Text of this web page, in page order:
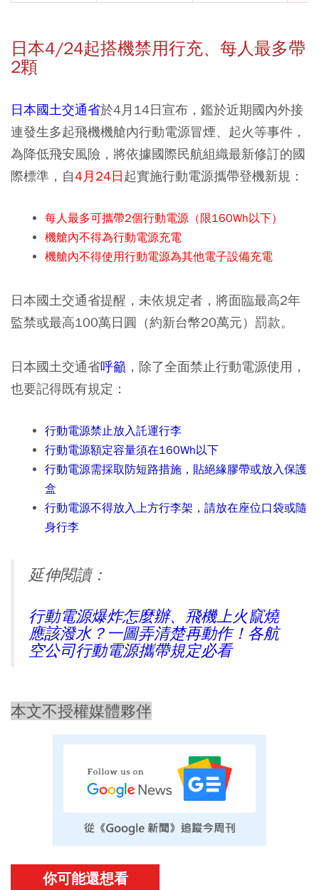
日本4/24起搭機禁用行充、每人最多帶
2顆
日本國土交通省於4月14日宣布，鑑於近期國內外接
連發生多起飛機機艙內行動電源冒煙、起火等事件，
為降低飛安風險，將依據國際民航組織最新修訂的國
際標準，自4月24日起實施行動電源攜帶登機新規：
每人最多可攜帶2個行動電源（限160Wh以下）
機艙內不得為行動電源充電
機艙內不得使用行動電源為其他電子設備充電
日本國土交通省提醒，未依規定者，將面臨最高2年
監禁或最高100萬日圓（約新台幣20萬元）罰款。
日本國土交通省呼籲 ，除了全面禁止行動電源使用，
也要記得既有規定：
行動電源禁止放入託運行李
行動電源額定容量須在160Wh以下
行動電源需採取防短路措施，貼絕緣膠帶或放入保護
盒
行動電源不得放入上方行李架，請放在座位口袋或隨
身行李
延伸閱讀：
行動電源爆炸怎麼辦、飛機上火竄燒
應該潑水？一圖弄清楚再動作！各航
空公司行動電源攜帶規定必看
本文不授權媒體夥伴